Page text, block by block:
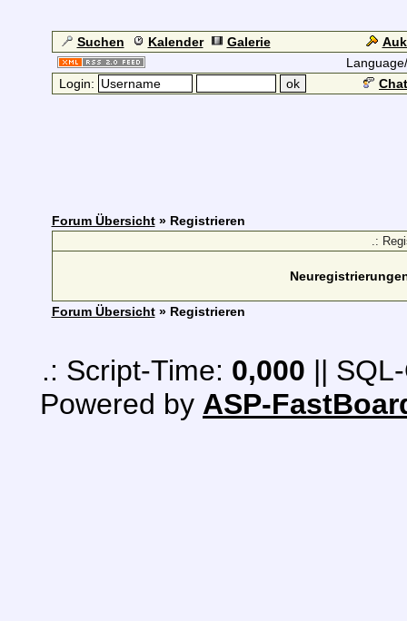
Suchen Kalender Galerie
Login:
Forum Übersicht» Registrieren
.:
Forum Übersicht» Registrieren
.: Script-Time: 0,000 ||
Powered by ASP-